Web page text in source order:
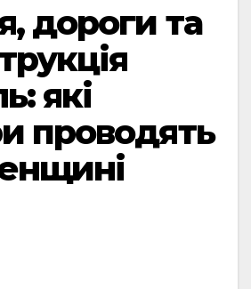
дороги та
які
проводять